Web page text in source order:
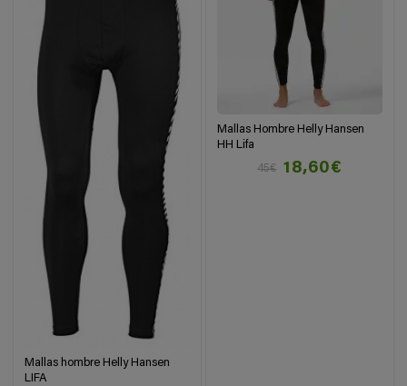
Mallas hombre Helly Hansen
LIFA
Mallas Hombre Helly Hansen
HH Lifa
45€
18,60€